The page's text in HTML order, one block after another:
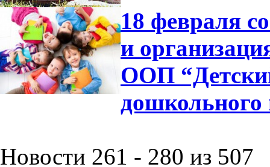
18 февраля
и
ООП
дошкольного
Новости 261 - 280 из 507